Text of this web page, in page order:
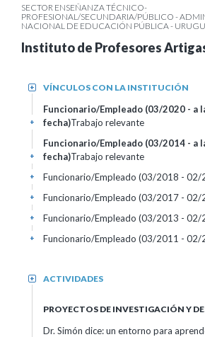
SECTOR ENSEÑANZA TÉCNICO-
PROFESIONAL/SECUNDARIA/PÚBLICO -
NACIONAL DE EDUCACIÓN PÚBLICA -
Instituto de Profesores
VÍNCULOS CON LA INSTITUCIÓN
+
Funcionario/Empleado (03/2020 - a
fecha)Trabajo relevante
+
Funcionario/Empleado (03/2014 - a
fecha)Trabajo relevante
+
Funcionario/Empleado (03/2018 - 02/
+
Funcionario/Empleado (03/2017 - 02/
+
Funcionario/Empleado (03/2013 - 02/
+
Funcionario/Empleado (03/2011 - 02/
+
ACTIVIDADES
+
PROYECTOS DE INVESTIGACIÓN Y
Dr. Simón dice: un entorno para